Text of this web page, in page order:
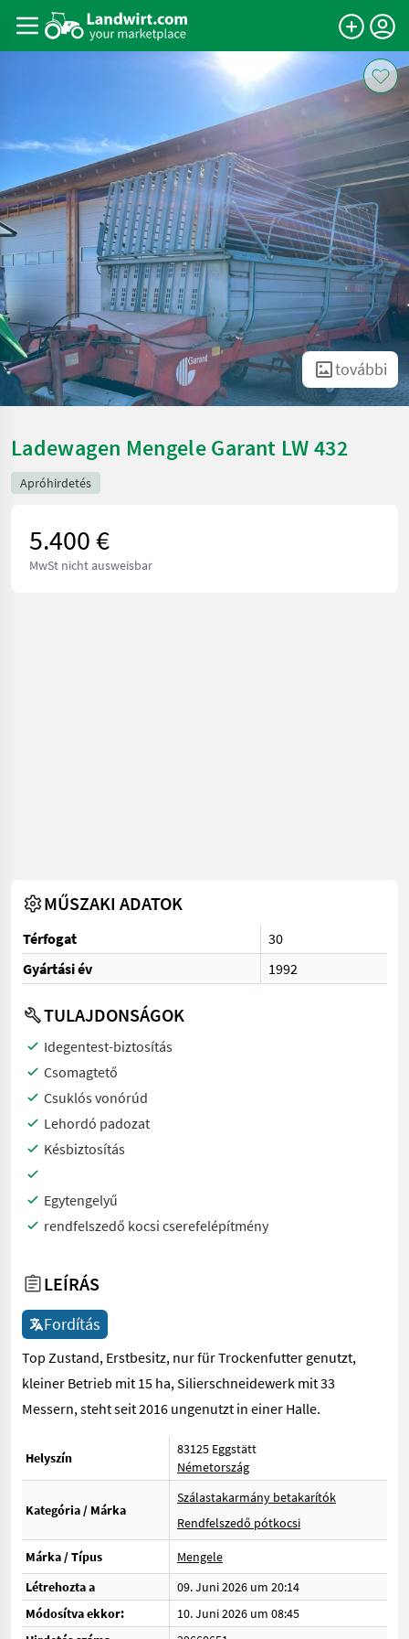
további
Ladewagen Mengele Garant LW 432
Apróhirdetés
5.400 €
MwSt nicht ausweisbar
MŰSZAKI ADATOK
Térfogat
30
Gyártási év
1992
TULAJDONSÁGOK
Idegentest-biztosítás
Csomagtető
Csuklós vonórúd
Lehordó padozat
Késbiztosítás
Egytengelyű
rendfelszedő kocsi cserefelépítmény
LEÍRÁS
Fordítás
Top Zustand, Erstbesitz, nur für Trockenfutter genutzt,
kleiner Betrieb mit 15 ha, Silierschneidewerk mit 33
Messern, steht seit 2016 ungenutzt in einer Halle.
Helyszín
83125 Eggstätt
Németország
Kategória / Márka
Szálastakarmány betakarítók
Rendfelszedő pótkocsi
Márka / Típus
Mengele
Létrehozta a
09. Juni 2026 um 20:14
Módosítva ekkor:
10. Juni 2026 um 08:45